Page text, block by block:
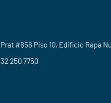
Prat #856 Piso 10, Edificio Rapa
32 250 7750